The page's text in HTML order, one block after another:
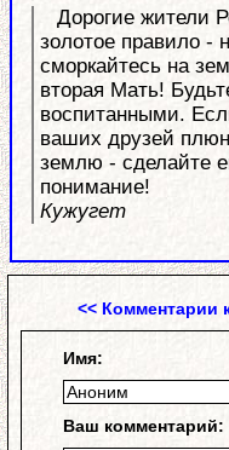
Дорогие жители
золотое правило -
сморкайтесь на
вторая Мать!
воспитанными.
ваших друзей
землю - сделайте
понимание!
Кужугет
<< Комментарии
Имя:
Ваш комментарий: